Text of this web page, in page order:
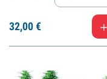
32,00€